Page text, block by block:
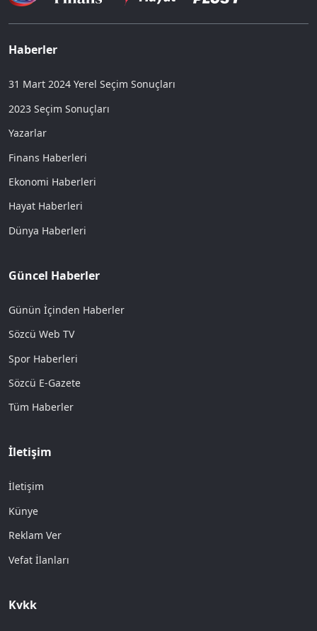
Haberler
31 Mart 2024 Yerel Seçim Sonuçları
2023 Seçim Sonuçları
Yazarlar
Finans Haberleri
Ekonomi Haberleri
Hayat Haberleri
Dünya Haberleri
Güncel Haberler
Günün İçinden Haberler
Sözcü Web TV
Spor Haberleri
Sözcü E-Gazete
Tüm Haberler
İletişim
İletişim
Künye
Reklam Ver
Vefat İlanları
Kvkk